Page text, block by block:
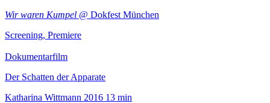
Wir waren Kumpel @ Dokfest München
Screening, Premiere
Dokumentarfilm
Der Schatten der Apparate
Katharina Wittmann 2016 13 min